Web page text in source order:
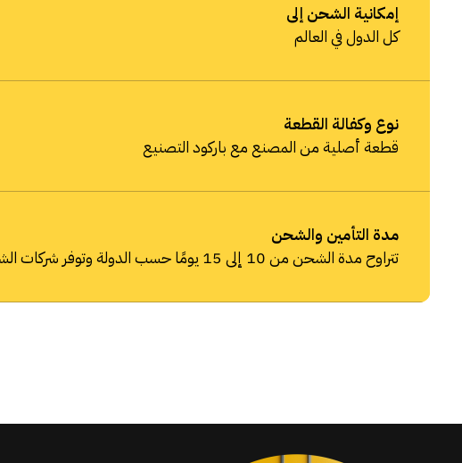
إمكانية الشحن إلى
كل الدول في العالم
نوع وكفالة القطعة
قطعة أصلية من المصنع مع باركود التصنيع
مدة التأمين والشحن
تتراوح مدة الشحن من 10 إلى 15 يومًا حسب الدولة وتوفر شركات الشحن